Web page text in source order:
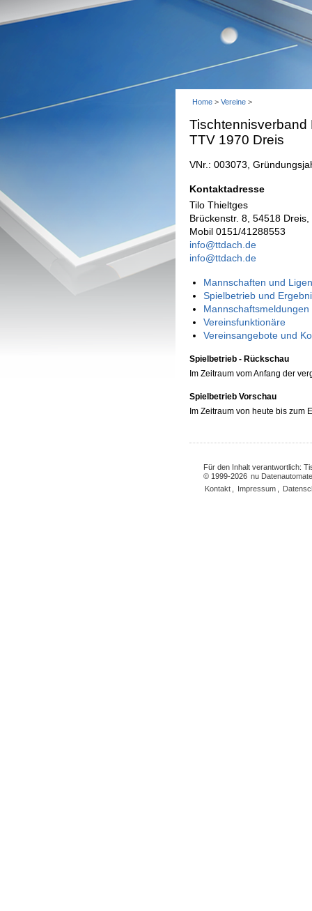
Home > Vereine >
Tischtennisverband
TTV 1970 Dreis
VNr.: 003073,
Kontaktadresse
Tilo Thieltges
Brückenstr. 8, 54518
Mobil 0151/41288553
info@ttdach.de
info@ttdach.de
Mannschaften und
Spielbetrieb und
Vereinsfunktionäre
Vereinsangebote und
Spielbetrieb - Rückschau
Im Zeitraum vom Anfang der
Spielbetrieb Vorschau
Im Zeitraum von heute bis zum
Für den Inhalt verantwortlich:
© 1999-2026 nu
Kontakt
Impressum